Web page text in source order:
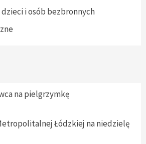
i osób bezbronnych
na pielgrzymkę
Łódzkiej na niedzielę